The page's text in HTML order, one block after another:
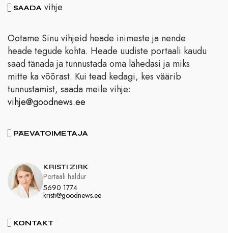
SAADA vihje
Ootame Sinu vihjeid heade inimeste ja nende
heade tegude kohta. Heade uudiste portaali kaudu
saad tänada ja tunnustada oma lähedasi ja miks
mitte ka võõrast. Kui tead kedagi, kes väärib
tunnustamist, saada meile vihje:
vihje@goodnews.ee
PÄEVATOIMETAJA
KRISTI ZIRK
5690 1774
kristi@goodnews.ee
Portaali haldur
KONTAKT